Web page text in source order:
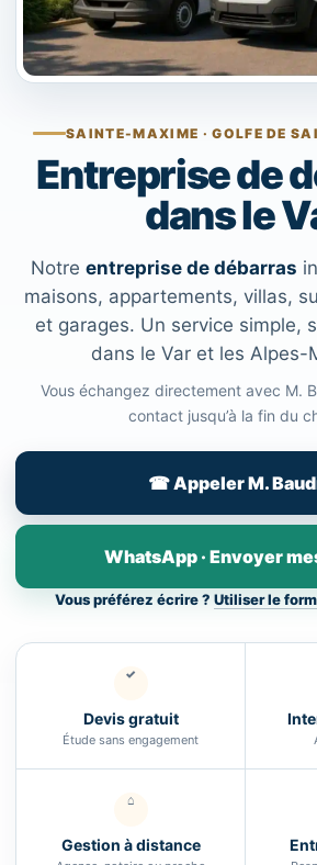
SAINTE-MAXIME · GOLFE DE
Entreprise de
dans le
Notre entreprise de débarras
maisons, appartements, villas,
et garages. Un service simple,
dans le Var et les Alpes-
Vous échangez directement avec M.
contact jusqu’à la fin du
☎ Appeler M.
WhatsApp · Envoyer
Vous préférez écrire ? Utiliser le
✓
Devis gratuit
Étude sans engagement
⌂
Gestion à distance